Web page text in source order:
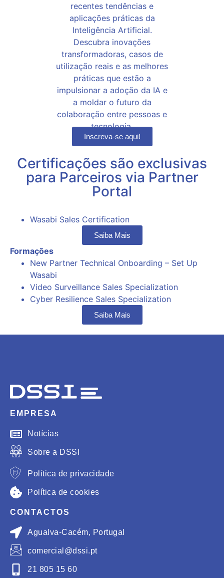
recentes tendências e
aplicações práticas da
Inteligência Artificial.
Descubra inovações
transformadoras, casos de
utilização reais e as melhores
práticas que estão a
impulsionar a adoção da IA e
a moldar o futuro da
colaboração entre pessoas e
tecnologia.
Inscreva-se aqui!
Certificações são exclusivas
para Parceiros via Partner
Portal​
Wasabi Sales Certification
Saiba Mais
Formações
New Partner Technical Onboarding – Set Up
Wasabi
Video Surveillance Sales Specialization
Cyber Resilience Sales Specialization
Saiba Mais
EMPRESA
Notícias
Sobre a DSSI
Política de privacidade
Política de cookies
CONTACTOS
Agualva-Cacém, Portugal
comercial@dssi.pt
21 805 15 60